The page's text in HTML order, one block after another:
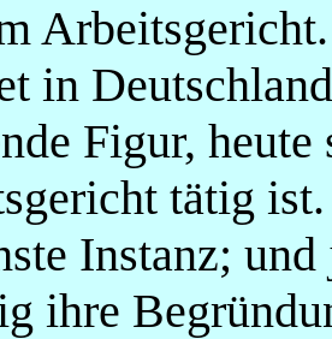
in
Figur,
tätig
Instanz;
ihre